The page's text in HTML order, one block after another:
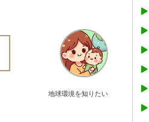
地球環境を知りたい